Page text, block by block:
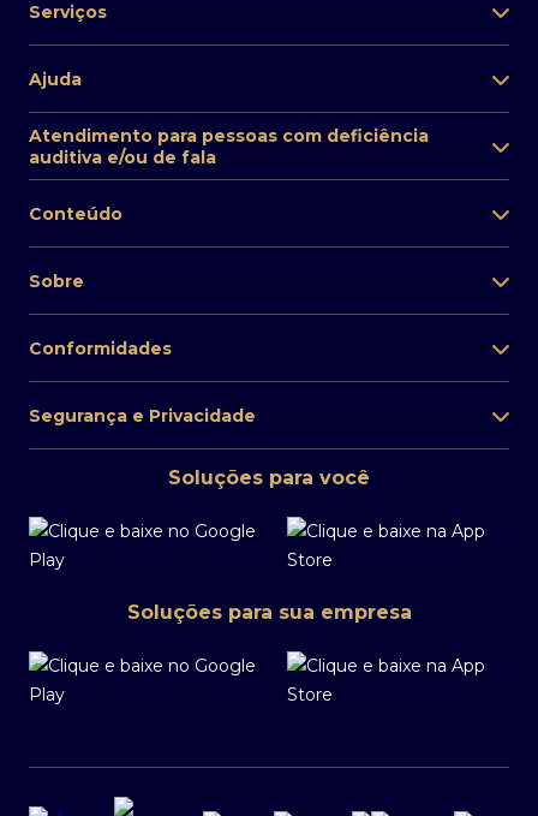
Serviços
Ajuda
Atendimento para pessoas com deficiência
auditiva e/ou de fala
Conteúdo
Sobre
Conformidades
Segurança e Privacidade
Soluções para você
Soluções para sua empresa